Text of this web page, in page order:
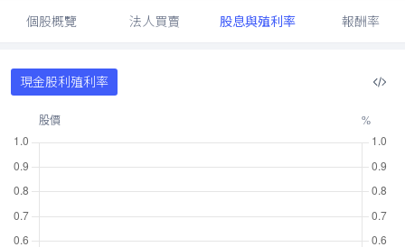
個股概覽 法人買賣 股息與殖利率 報酬率
現金股利殖利率